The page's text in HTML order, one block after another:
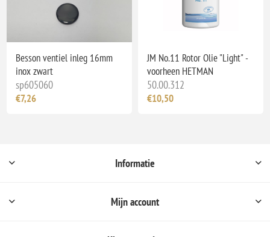
Besson ventiel inleg 16mm
inox zwart
sp605060
€7,26
JM No.11 Rotor Olie "Light" -
voorheen HETMAN
50.00.312
€10,50
Informatie
Mijn account